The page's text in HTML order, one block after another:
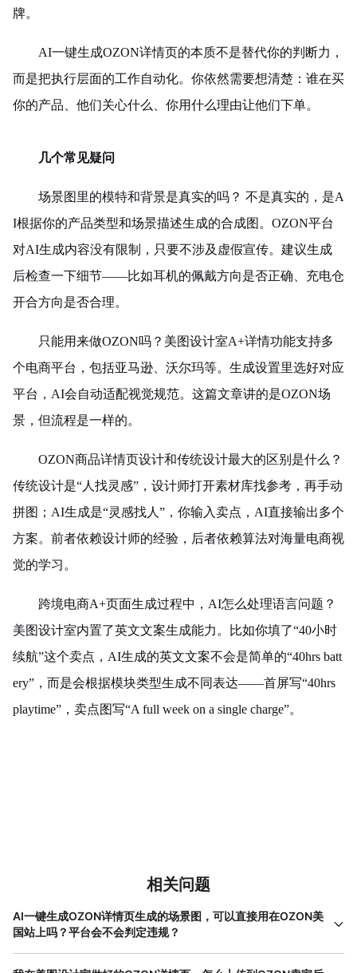
牌。
AI一键生成OZON详情页的本质不是替代你的判断力，
而是把执行层面的工作自动化。你依然需要想清楚：谁在买
你的产品、他们关心什么、你用什么理由让他们下单。
几个常见疑问
场景图里的模特和背景是真实的吗？ 不是真实的，是A
I根据你的产品类型和场景描述生成的合成图。OZON平台
对AI生成内容没有限制，只要不涉及虚假宣传。建议生成
后检查一下细节——比如耳机的佩戴方向是否正确、充电仓
开合方向是否合理。
只能用来做OZON吗？美图设计室A+详情功能支持多
个电商平台，包括亚马逊、沃尔玛等。生成设置里选好对应
平台，AI会自动适配视觉规范。这篇文章讲的是OZON场
景，但流程是一样的。
OZON商品详情页设计和传统设计最大的区别是什么？
传统设计是“人找灵感”，设计师打开素材库找参考，再手动
拼图；AI生成是“灵感找人”，你输入卖点，AI直接输出多个
方案。前者依赖设计师的经验，后者依赖算法对海量电商视
觉的学习。
跨境电商A+页面生成过程中，AI怎么处理语言问题？
美图设计室内置了英文文案生成能力。比如你填了“40小时
续航”这个卖点，AI生成的英文文案不会是简单的“40hrs batt
ery”，而是会根据模块类型生成不同表达——首屏写“40hrs
playtime”，卖点图写“A full week on a single charge”。
相关问题
AI一键生成OZON详情页生成的场景图，可以直接用在OZON美
国站上吗？平台会不会判定违规？
可以直接使用。OZON平台目前对AI生成的内容没有特殊限制，只
要展示的产品特征与实物一致即可。需要注意两点：一是场景图中